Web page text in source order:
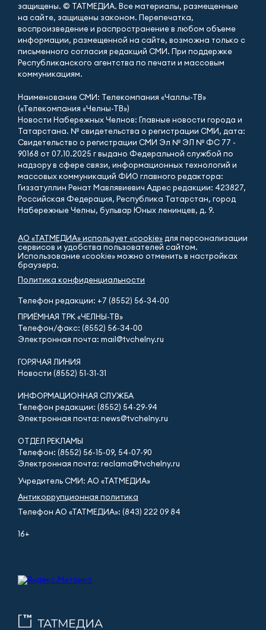
защищены. © ТАТМЕДИА. Все материалы, размещенные
на сайте, защищены законом. Перепечатка,
воспроизведение и распространение в любом объеме
информации, размещенной на сайте, возможна только с
письменного согласия редакций СМИ. При поддержке
Республиканского агентства по печати и массовым
коммуникациям.
Наименование СМИ: Телекомпания «Чаллы-ТВ»
(«Телекомпания «Челны-ТВ»)
Новости Набережных Челнов: Главные новости города и
Татарстана. № свидетельства о регистрации СМИ, дата:
Свидетельство о регистрации СМИ Эл № ЭЛ № ФС 77 -
90168 от 07.10.2025 г выдано Федеральной службой по
надзору в сфере связи, информационных технологий и
массовых коммуникаций ФИО главного редактора:
Гиззатуллин Ренат Мавлявиевич Адрес редакции: 423827,
Российская Федерация, Республика Татарстан, город
Набережные Челны, бульвар Юных ленинцев, д. 9.
АО «ТАТМЕДИА» использует «cookie» для персонализации
сервисов и удобства пользователей сайтом.
Использование «cookie» можно отменить в настройках
браузера.
Политика конфиденциальности
Телефон редакции: +7 (8552) 56-34-00
ПРИЁМНАЯ ТРК «ЧЕЛНЫ-ТВ»
Телефон/факс: (8552) 56-34-00
Электронная почта: mail@tvchelny.ru
ГОРЯЧАЯ ЛИНИЯ
Новости (8552) 51-31-31
ИНФОРМАЦИОННАЯ СЛУЖБА
Телефон редакции: (8552) 54-29-94
Электронная почта: news@tvchelny.ru
ОТДЕЛ РЕКЛАМЫ
Телефон: (8552) 56-15-09, 54-07-90
Электронная почта: reclama@tvchelny.ru
Учредитель СМИ: АО «ТАТМЕДИА»
Антикоррупционная политика
Телефон АО «ТАТМЕДИА»: (843) 222 09 84
16+